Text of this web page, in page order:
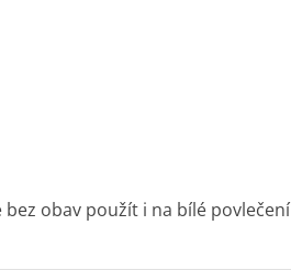
obav použít i na bílé povlečení